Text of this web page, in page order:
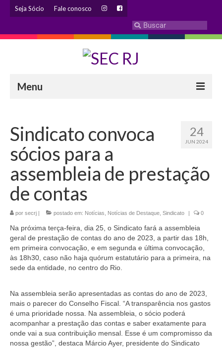
Seja Sócio Fale conosco
Menu
Eleição 2024 – Comissão Eleitoral
Histórico
Diretoria
Estatuto
Atendimentos
Coletivo Margaridas
Coletivo de Igualdade Racial
SERVIÇOS
Acordos e convenções
Cadastro de empresa
24
JUN 2024
Sindicato convoca
sócios para a
assembleia de prestação
de contas
por secrj | postado em: Notícias Notícias de Destaque Sindicato | 0
Na próxima terça-feira, dia 25, o Sindicato fará a assembleia
geral de prestação de contas do ano de 2023, a partir das 18h,
em primeira convocação, e em segunda e última convocação,
às 18h30, caso não haja quórum estatutário para a primeira, na
sede da entidade, no centro do Rio.
Na assembleia serão apresentadas as contas do ano de 2023,
mais o parecer do Conselho Fiscal. “A transparência nos gastos
é uma prioridade nossa. Na assembleia, o sócio poderá
acompanhar a prestação das contas e saber exatamente para
onde vai a sua contribuição mensal. Esse é um compromisso da
nossa gestão”, destaca Márcio Ayer, presidente do Sindicato